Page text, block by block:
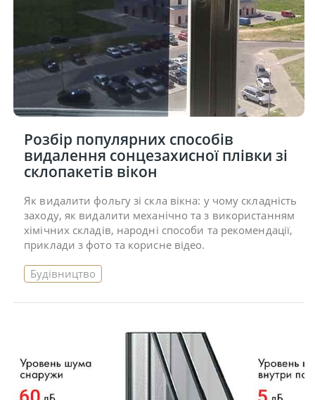
Розбір популярних способів
видалення сонцезахисної плівки зі
склопакетів вікон
Як видалити фольгу зі скла вікна: у чому складність
заходу, як видалити механічно та з використанням
хімічних складів, народні способи та рекомендації,
приклади з фото та корисне відео.
Будівництво